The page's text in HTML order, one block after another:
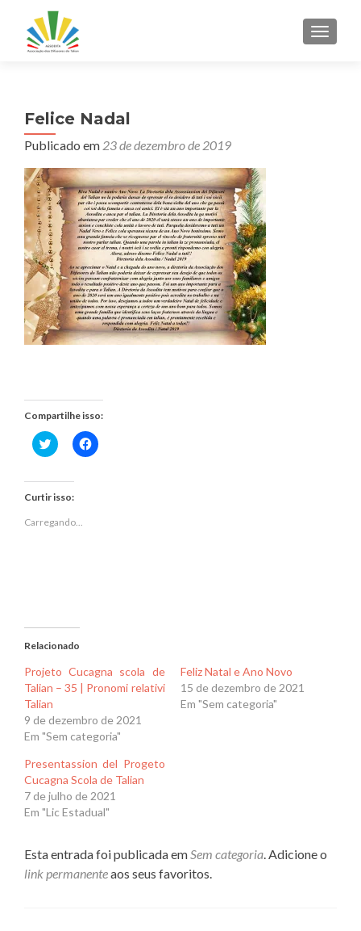
Felice Nadal
Publicado em 23 de dezembro de 2019
Compartilhe isso:
Clique
para
Twitter(abre
em
nova
janela)
Clique
para
Curtir isso:
Carregando...
Relacionado
Projeto Cucagna scola de
Talian – 35 | Pronomi relativi
Talian
9 de dezembro de 2021
Em "Sem categoria"
Feliz Natal e Ano Novo
15 de dezembro de 2021
Em "Sem categoria"
Presentassion del Progeto
Cucagna Scola de Talian
7 de julho de 2021
Em "Lic Estadual"
Esta entrada foi publicada emSem categoria. Adicione o
link permanenteaos seus favoritos.